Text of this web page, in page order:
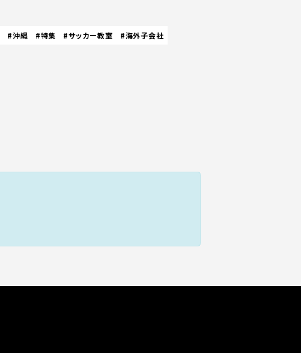
#沖縄 #特集 #サッカー教室
#海外子会社